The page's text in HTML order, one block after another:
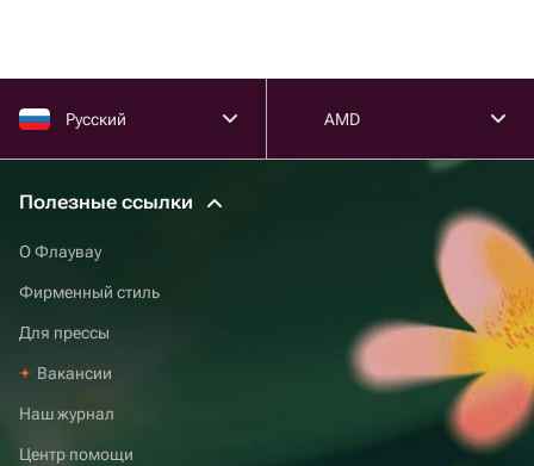
Русский AMD
Полезные ссылки
О Флаувау
Фирменный стиль
Для прессы
Вакансии
Наш журнал
Центр помощи